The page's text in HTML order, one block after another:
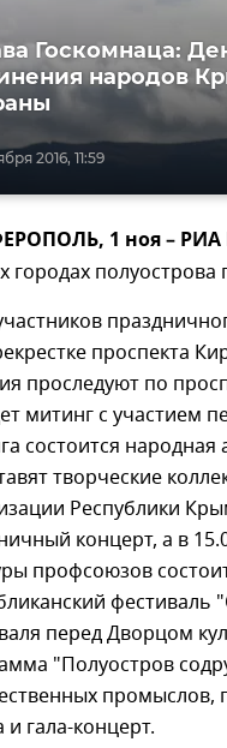
2016, 11:59
Госкомнаца:
народов
1 ноя – РИА
городах
проспекта
проследуют по
митинг с участием
состоится
творческие
Республики
концерт, а в
профсоюзов
фестиваль
перед Дворцом
"Полуостров
промыслов,
гала-концерт.